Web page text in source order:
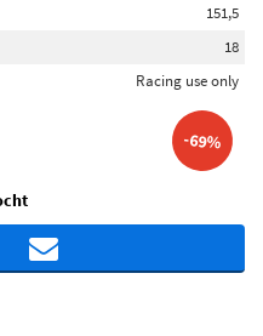
151,5
18
Racing use only
-69%